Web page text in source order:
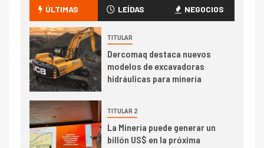
camión 100% eléctrico para
transportar cátodos al Puerto
2
Producción minera en mayo de
3
PIB minero impacta el
ÚLTIMAS LEÍDAS NEGOCIOS
TITULAR
Dercomaq destaca nuevos
modelos de excavadoras
hidráulicas para minería
TITULAR 2
La Minería puede generar un
billón US$ en la próxima